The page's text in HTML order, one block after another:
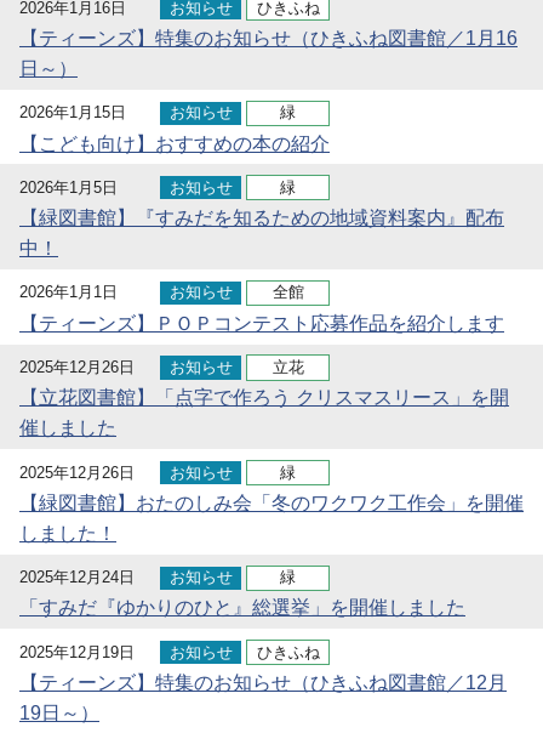
2026年1月16日 お知らせ ひきふね
【ティーンズ】特集のお知らせ（ひきふね図書館／1月16
日～）
2026年1月15日 お知らせ 緑
【こども向け】おすすめの本の紹介
2026年1月5日 お知らせ 緑
【緑図書館】『すみだを知るための地域資料案内』配布
中！
2026年1月1日 お知らせ 全館
【ティーンズ】ＰＯＰコンテスト応募作品を紹介します
2025年12月26日 お知らせ 立花
【立花図書館】「点字で作ろう クリスマスリース」を開
催しました
2025年12月26日 お知らせ 緑
【緑図書館】おたのしみ会「冬のワクワク工作会」を開催
しました！
2025年12月24日 お知らせ 緑
「すみだ『ゆかりのひと』総選挙」を開催しました
2025年12月19日 お知らせ ひきふね
【ティーンズ】特集のお知らせ（ひきふね図書館／12月
19日～）